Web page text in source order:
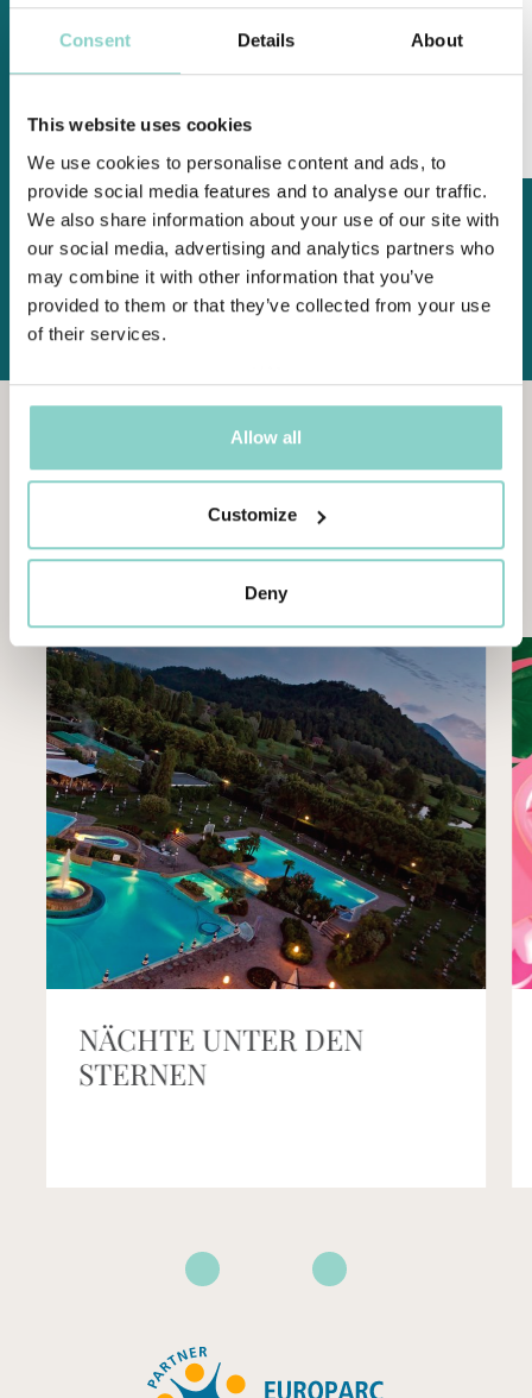
Consent Details About
This website uses cookies
We use cookies to personalise content and ads, to
provide social media features and to analyse our traffic.
We also share information about your use of our site with
our social media, advertising and analytics partners who
may combine it with other information that you’ve
provided to them or that they’ve collected from your use
of their services.
Allow all
Customize
Deny
• E-Bike-Verleih
• Besuch in Praglia und Villa dei Vescovi
• Tour nach Monselice und Arquà Petrarca
ZUM ANGEBOT
ALLE ANGEBOTE
GIBTIMMER
ETWASNEUES
Weltvon
LUGLIO COL BENE CHE TI
VOGLIO